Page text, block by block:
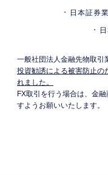
日本証券
一般社団法人金融先物取引
投資勧誘による被害防止の
れました。
FX取引を行う場合は、金
すようお願いいたします。